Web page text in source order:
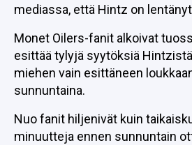
mediassa, että Hintz on
Monet Oilers-fanit alkoivat
esittää tylyjä syytöksiä
miehen vain esittäneen
sunnuntaina.
Nuo fanit hiljenivät kuin
minuutteja ennen sunnuntain